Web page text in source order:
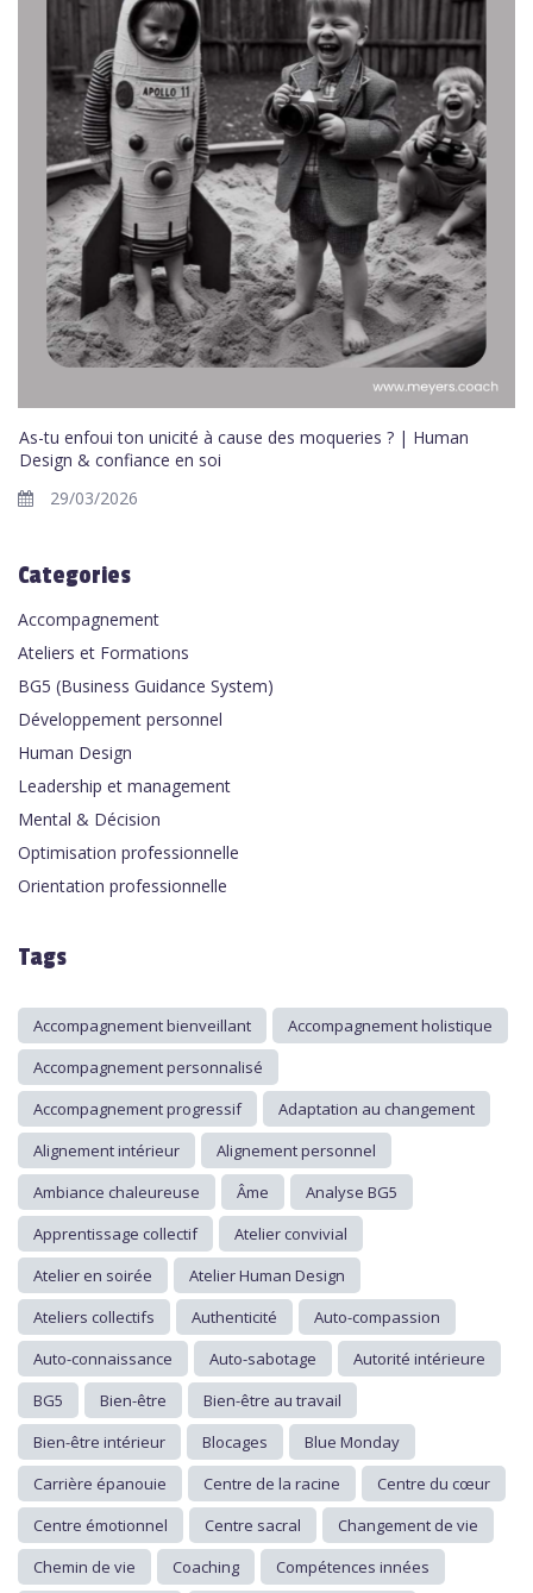
As-tu enfoui ton unicité à cause des moqueries ? | Human
Design & confiance en soi
29/03/2026
Categories
Accompagnement
Ateliers et Formations
BG5 (Business Guidance System)
Développement personnel
Human Design
Leadership et management
Mental & Décision
Optimisation professionnelle
Orientation professionnelle
Tags
Accompagnement bienveillant
Accompagnement holistique
Accompagnement personnalisé
Accompagnement progressif
Adaptation au changement
Alignement intérieur
Alignement personnel
Ambiance chaleureuse
Âme
Analyse BG5
Apprentissage collectif
Atelier convivial
Atelier en soirée
Atelier Human Design
Ateliers collectifs
Authenticité
Auto-compassion
Auto-connaissance
Auto-sabotage
Autorité intérieure
BG5
Bien-être
Bien-être au travail
Bien-être intérieur
Blocages
Blue Monday
Carrière épanouie
Centre de la racine
Centre du cœur
Centre émotionnel
Centre sacral
Changement de vie
Chemin de vie
Coaching Compétences innées